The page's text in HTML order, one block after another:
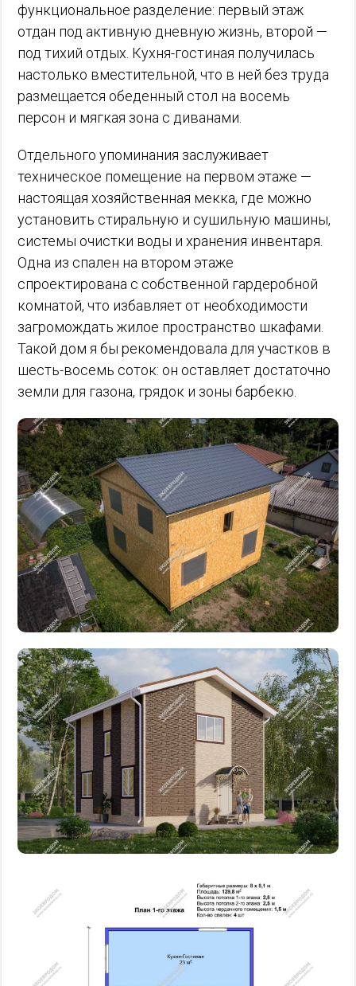
функциональное разделение: первый этаж
отдан под активную дневную жизнь, второй —
под тихий отдых. Кухня-гостиная получилась
настолько вместительной, что в ней без труда
размещается обеденный стол на восемь
персон и мягкая зона с диванами.
Отдельного упоминания заслуживает
техническое помещение на первом этаже —
настоящая хозяйственная мекка, где можно
установить стиральную и сушильную машины,
системы очистки воды и хранения инвентаря.
Одна из спален на втором этаже
спроектирована с собственной гардеробной
комнатой, что избавляет от необходимости
загромождать жилое пространство шкафами.
Такой дом я бы рекомендовала для участков в
шесть-восемь соток: он оставляет достаточно
земли для газона, грядок и зоны барбекю.